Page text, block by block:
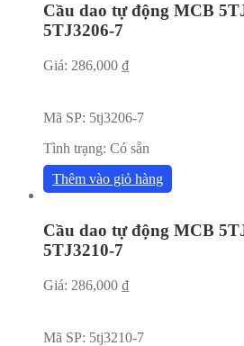
Cầu dao tự động MCB
5TJ3206-7
Giá: 286,000 ₫
Mã SP: 5tj3206-7
Tình trạng: Có sẵn
Thêm vào giỏ hàng
Cầu dao tự động MCB
5TJ3210-7
Giá: 286,000 ₫
Mã SP: 5tj3210-7